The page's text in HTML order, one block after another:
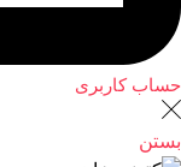
حساب کاربری
بستن